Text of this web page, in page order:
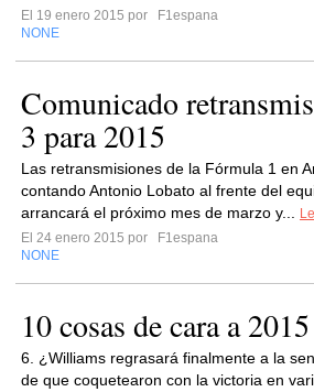
El 19 enero 2015 por
F1espana
NONE
Comunicado
3 para 2015
Las retransmisiones de la Fórmula 1 en
contando Antonio Lobato al frente del
arrancará el próximo mes de marzo y...
El 24 enero 2015 por
F1espana
NONE
10 cosas de cara a
6. ¿Williams regrasará finalmente a la
de que coquetearon con la victoria en